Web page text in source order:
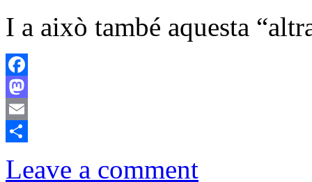
I a això també aquesta
Facebook
Mastodon
Email
Leave a comment